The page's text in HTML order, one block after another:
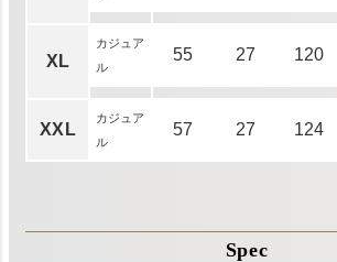
XL
カジュア
ル
55 27 120
XXL
カジュア
ル
57 27 124
Spec